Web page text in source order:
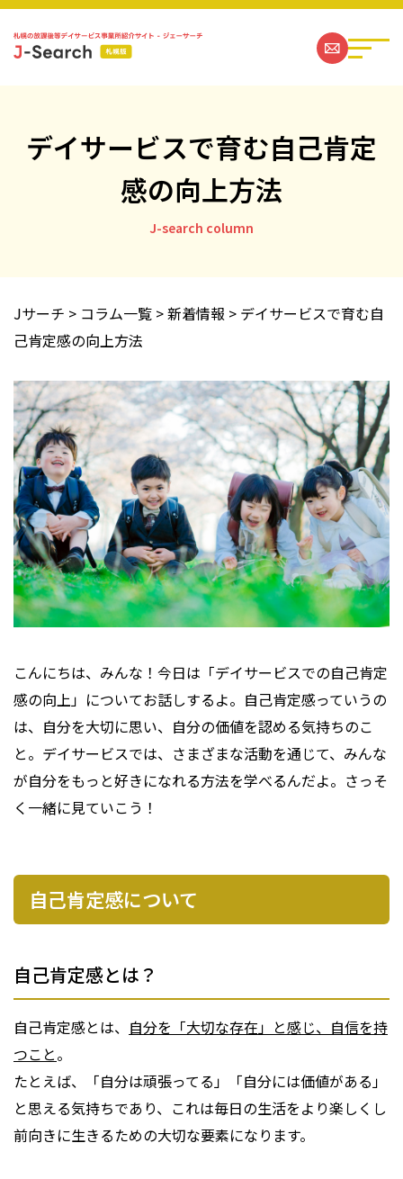
札幌の放課後等デイサービス事業所一覧
プライバシーポリシー
デイサービスで育む自己肯定
感の向上方法
J-search column
Jサーチ > コラム一覧 >新着情報 > デイサービスで育む自
己肯定感の向上方法
こんにちは、みんな！今日は「デイサービスでの自己肯定
感の向上」についてお話しするよ。自己肯定感っていうの
は、自分を大切に思い、自分の価値を認める気持ちのこ
と。デイサービスでは、さまざまな活動を通じて、みんな
が自分をもっと好きになれる方法を学べるんだよ。さっそ
く一緒に見ていこう！
自己肯定感について
自己肯定感とは？
自己肯定感とは、 自分を「大切な存在」と感じ、自信を持
つこと。
たとえば、「自分は頑張ってる」「自分には価値がある」
と思える気持ちであり、これは毎日の生活をより楽しくし
前向きに生きるための大切な要素になります。